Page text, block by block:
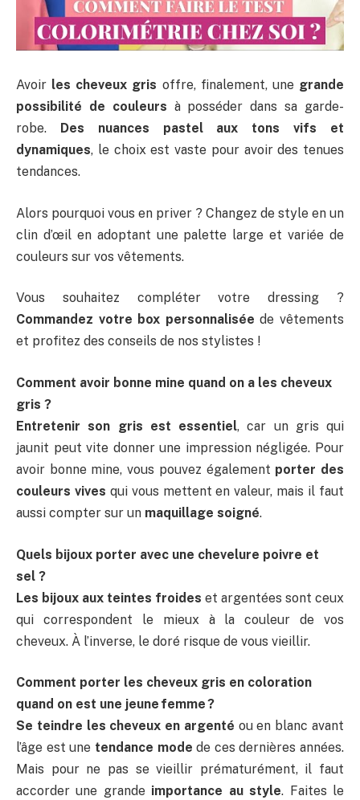
Avoir les cheveux gris offre, finalement, une grande
possibilité de couleurs à posséder dans sa garde-
robe.
Des nuances pastel aux tons vifs et
dynamiques, le choix est vaste pour avoir des tenues
tendances.
Alors pourquoi vous en priver ? Changez de style en un
clin d’œil en adoptant une palette large et variée de
couleurs sur vos vêtements.
Vous souhaitez compléter votre dressing ?
Commandez votre box personnaliséede vêtements
et profitez des conseils de nos stylistes !
Comment avoir bonne mine quand on a les cheveux
gris ?
Entretenir son gris est essentiel, car un gris qui
jaunit peut vite donner une impression négligée. Pour
avoir bonne mine, vous pouvez également porter des
couleurs vives qui vous mettent en valeur, mais il faut
aussi compter sur un maquillage soigné.
Quels bijoux porter avec une chevelure poivre et
sel ?
Les bijoux aux teintes froides et argentées sont ceux
qui correspondent le mieux à la couleur de vos
cheveux. À l’inverse, le doré risque de vous vieillir.
Comment porter les cheveux gris en coloration
quand on est une jeune femme ?
Se teindre les cheveux en argenté ou en blanc avant
l’âge est une tendance modede ces dernières années.
Mais pour ne pas se vieillir prématurément, il faut
accorder une grande importance au style. Faites le